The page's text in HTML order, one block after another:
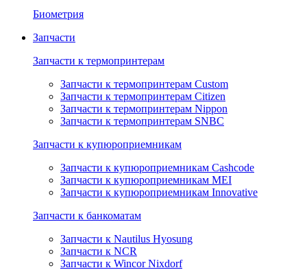
Биометрия
Запчасти
Запчасти к термопринтерам
Запчасти к термопринтерам Custom
Запчасти к термопринтерам Citizen
Запчасти к термопринтерам Nippon
Запчасти к термопринтерам SNBC
Запчасти к купюроприемникам
Запчасти к купюроприемникам Cashcode
Запчасти к купюроприемникам MEI
Запчасти к купюроприемникам Innovative
Запчасти к банкоматам
Запчасти к Nautilus Hyosung
Запчасти к NCR
Запчасти к Wincor Nixdorf